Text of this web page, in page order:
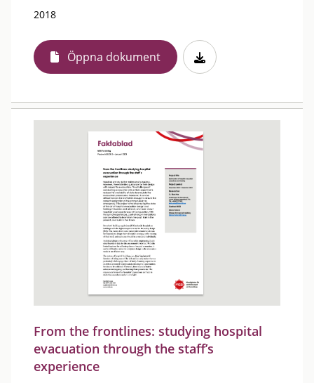
2018
Öppna dokument
From the frontlines: studying hospital
evacuation through the staff’s
experience